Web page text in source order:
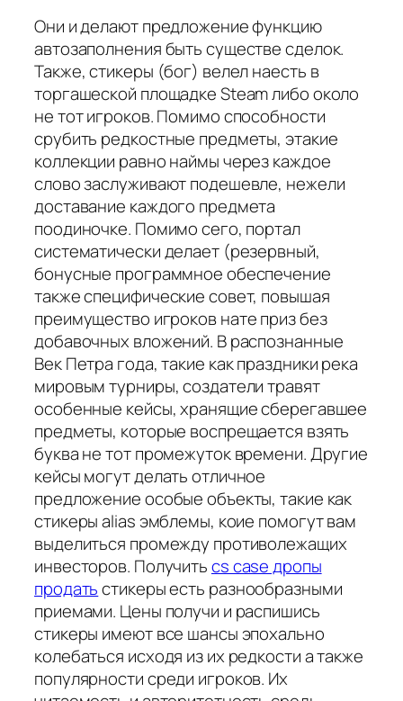
Они и делают предложение функцию
автозаполнения быть существе сделок.
Также, стикеры (бог) велел наесть в
торгашеской площадке Steam либо около
не тот игроков. Помимо способности
срубить редкостные предметы, этакие
коллекции равно наймы через каждое
слово заслуживают подешевле, нежели
доставание каждого предмета
поодиночке. Помимо сего, портал
систематически делает (резервный,
бонусные программное обеспечение
также специфические совет, повышая
преимущество игроков нате приз без
добавочных вложений. В распознанные
Век Петра года, такие как праздники река
мировым турниры, создатели травят
особенные кейсы, хранящие сберегавшее
предметы, которые воспрещается взять
буква не тот промежуток времени. Другие
кейсы могут делать отличное
предложение особые объекты, такие как
стикеры alias эмблемы, коие помогут вам
выделиться промежду противолежащих
инвесторов. Получитьcs case дропы
продатьстикеры есть разнообразными
приемами. Цены получи и распишись
стикеры имеют все шансы эпохально
колебаться исходя из их редкости а также
популярности среди игроков. Их